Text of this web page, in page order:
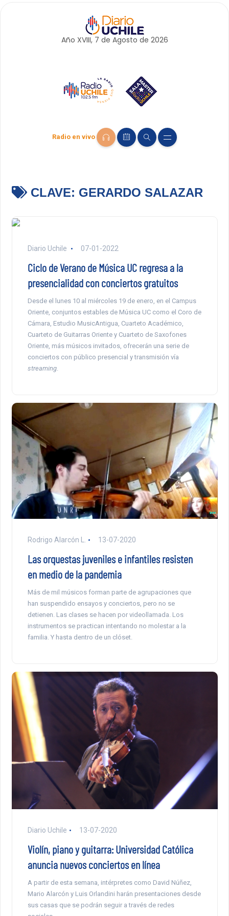
Año XVIII, 7 de Agosto de 2026
Radio en vivo
CLAVE: GERARDO SALAZAR
Diario Uchile 07-01-2022
Ciclo de Verano de Música UC regresa a la
presencialidad con conciertos gratuitos
Desde el lunes 10 al miércoles 19 de enero, en el Campus
Oriente, conjuntos estables de Música UC como el Coro de
Cámara, Estudio MusicAntigua, Cuarteto Académico,
Cuarteto de Guitarras Oriente y Cuarteto de Saxofones
Oriente, más músicos invitados, ofrecerán una serie de
conciertos con público presencial y transmisión vía
streaming.
Rodrigo Alarcón L. 13-07-2020
Las orquestas juveniles e infantiles resisten
en medio de la pandemia
Más de mil músicos forman parte de agrupaciones que
han suspendido ensayos y conciertos, pero no se
detienen. Las clases se hacen por videollamada. Los
instrumentos se practican intentando no molestar a la
familia. Y hasta dentro de un clóset.
Diario Uchile 13-07-2020
Violín, piano y guitarra: Universidad Católica
anuncia nuevos conciertos en línea
A partir de esta semana, intérpretes como David Núñez,
Mario Alarcón y Luis Orlandini harán presentaciones desde
sus casas que se podrán seguir a través de redes